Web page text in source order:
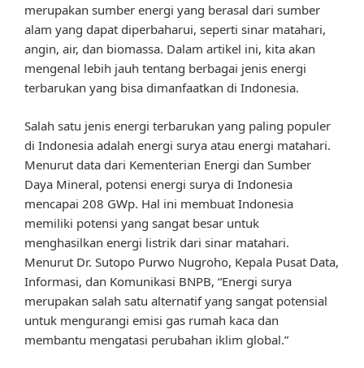
merupakan sumber energi yang berasal dari sumber
alam yang dapat diperbaharui, seperti sinar matahari,
angin, air, dan biomassa. Dalam artikel ini, kita akan
mengenal lebih jauh tentang berbagai jenis energi
terbarukan yang bisa dimanfaatkan di Indonesia.
Salah satu jenis energi terbarukan yang paling populer
di Indonesia adalah energi surya atau energi matahari.
Menurut data dari Kementerian Energi dan Sumber
Daya Mineral, potensi energi surya di Indonesia
mencapai 208 GWp. Hal ini membuat Indonesia
memiliki potensi yang sangat besar untuk
menghasilkan energi listrik dari sinar matahari.
Menurut Dr. Sutopo Purwo Nugroho, Kepala Pusat Data,
Informasi, dan Komunikasi BNPB, “Energi surya
merupakan salah satu alternatif yang sangat potensial
untuk mengurangi emisi gas rumah kaca dan
membantu mengatasi perubahan iklim global.”